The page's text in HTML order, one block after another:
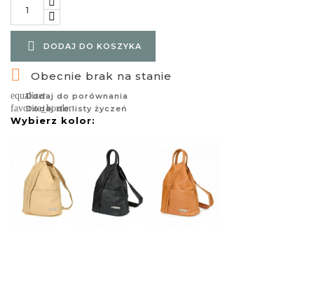
 DODAJ DO KOSZYKA
 Obecnie brak na stanie
equalizer
Dodaj do porównania
favorite_border
Dodaj do listy życzeń
Wybierz kolor: